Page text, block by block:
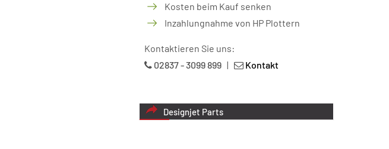
Kosten beim Kauf senken
Inzahlungnahme von HP Plottern
Kontaktieren Sie uns:
02837 - 3099 899 | Kontakt
Designjet Parts